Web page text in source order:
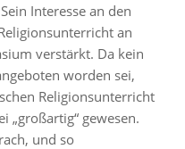
Interesse an den
an
verstärkt. Da kein
worden sei,
Religionsunterricht
„großartig“ gewesen.
und so